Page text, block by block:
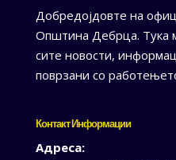
Добредојдовте на
Општина Дебрца. Тука
сите новости,
поврзани со
Контакт Информации
Адреса: